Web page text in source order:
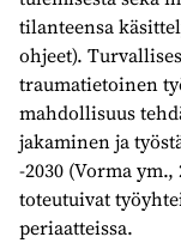
tilanteensa
ohjeet).
traumatietoinen
mahdollisuus
jakaminen ja
-2030 (Vorma
toteutuivat
periaatteissa.